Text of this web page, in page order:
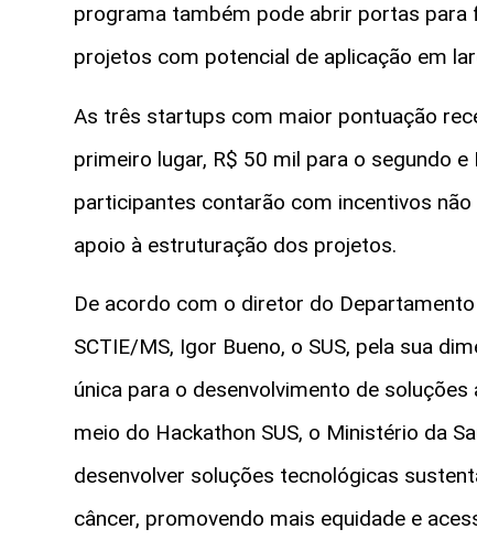
programa também pode abrir portas para
projetos com potencial de aplicação em
As três startups com maior pontuação
primeiro lugar, R$ 50 mil para o segundo
participantes contarão com incentivos
apoio à estruturação dos projetos.
De acordo com o diretor do
SCTIE/MS, Igor Bueno, o SUS, pela sua
única para o desenvolvimento de
meio do Hackathon SUS, o Ministério da
desenvolver soluções tecnológicas
câncer, promovendo mais equidade e